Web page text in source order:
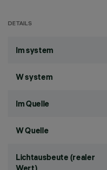
DETAILS
lm system
W system
lm Quelle
W Quelle
Lichtausbeute (realer
Wert)